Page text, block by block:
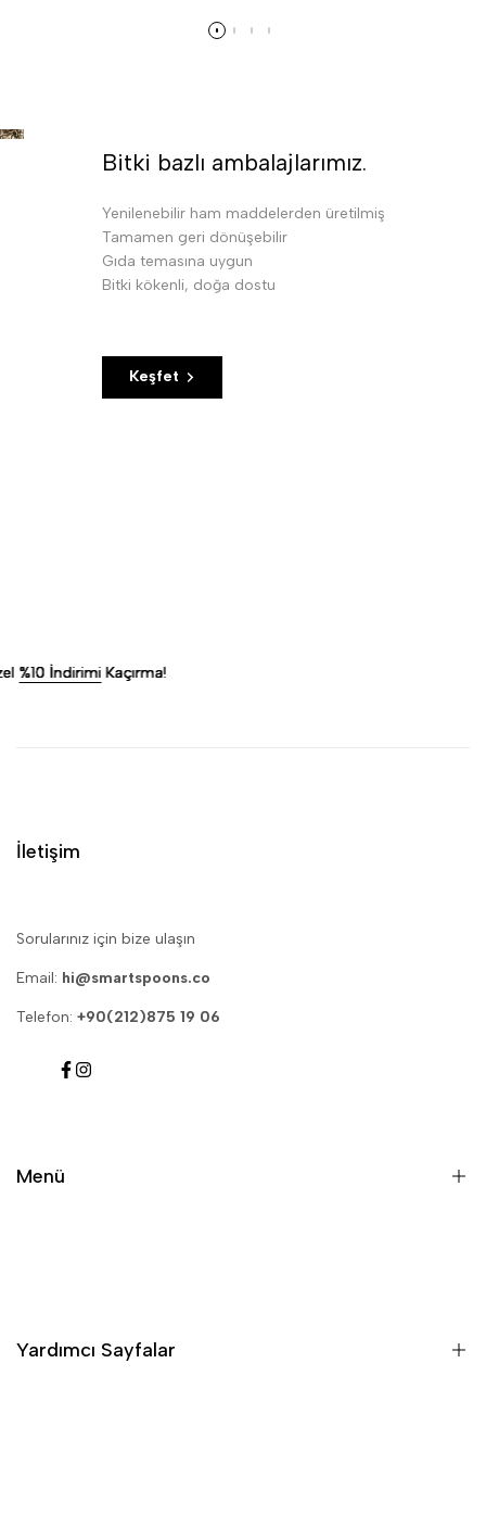
Bitki bazlı ambalajlarımız.
Yenilenebilir ham maddelerden üretilmiş
Tamamen geri dönüşebilir
Gıda temasına uygun
Bitki kökenli, doğa dostu
Keşfet
Kaçırma!
Kaçırma!
Kaçırma!
Kaçırma!
İletişim
Sorularınız için bize ulaşın
Email: hi@smartspoons.co
Telefon: +90(212)875 19 06
Facebook
Instagram
Menü
Yardımcı Sayfalar